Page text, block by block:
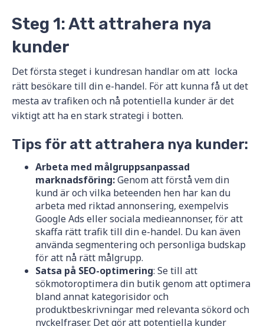
Steg 1: Att attrahera nya
kunder
Det första steget i kundresan handlar om att locka
rätt besökare till din e-handel. För att kunna få ut det
mesta av trafiken och nå potentiella kunder är det
viktigt att ha en stark strategi i botten.
Tips för att attrahera nya kunder:
Arbeta med målgruppsanpassad
marknadsföring:Genom att förstå vem din
kund är och vilka beteenden hen har kan du
arbeta med riktad annonsering, exempelvis
Google Ads eller sociala medieannonser, för att
skaffa rätt trafik till din e-handel. Du kan även
använda segmentering och personliga budskap
för att nå rätt målgrupp.
Satsa på SEO-optimering: Se till att
sökmotoroptimera din butik genom att optimera
bland annat kategorisidor och
produktbeskrivningar med relevanta sökord och
nyckelfraser. Det gör att potentiella kunder